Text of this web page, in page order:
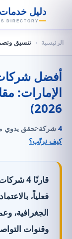
دليل خدمات
DIRECTORY
الرئيسية ‹ تنسيق
أفضل
2026)
4 شركة·تحقق يدوي
كيف نرتّب؟
قارنّا
فعلياً،
الجغرافية،
وقنوات